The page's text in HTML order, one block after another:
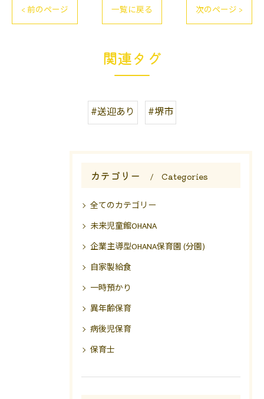
< 前のページ 一覧に戻る 次のページ >
関連タグ
#送迎あり #堺市
カテゴリー Categories
全てのカテゴリー
未来児童館OHANA
企業主導型OHANA保育園 (分園)
自家製給食
一時預かり
異年齢保育
病後児保育
保育士